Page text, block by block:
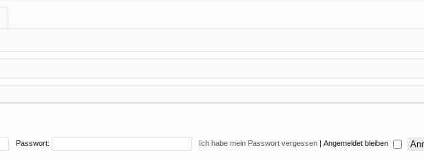
Passwort: Ich habe mein Passwort vergessen | Angemeldet bleiben